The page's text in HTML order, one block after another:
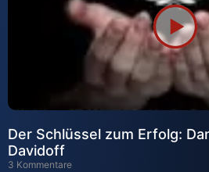
Der Schlüssel zum Erfolg:
Davidoff
3 Kommentare